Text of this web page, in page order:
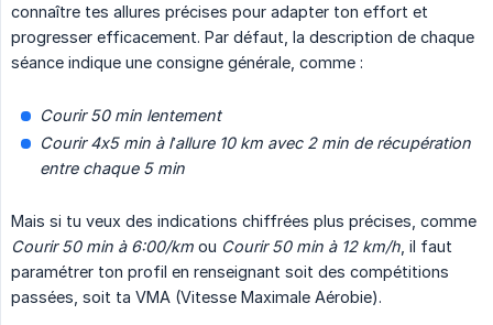
connaître tes allures précises pour adapter ton effort et
progresser efficacement. Par défaut, la description de chaque
séance indique une consigne générale, comme :
Courir 50 min lentement
Courir 4x5 min à l’allure 10 km avec 2 min de récupération
entre chaque 5 min
Mais si tu veux des indications chiffrées plus précises, comme
Courir 50 min à 6:00/km ou Courir 50 min à 12 km/h , il faut
paramétrer ton profil en renseignant soit des compétitions
passées, soit ta VMA (Vitesse Maximale Aérobie).